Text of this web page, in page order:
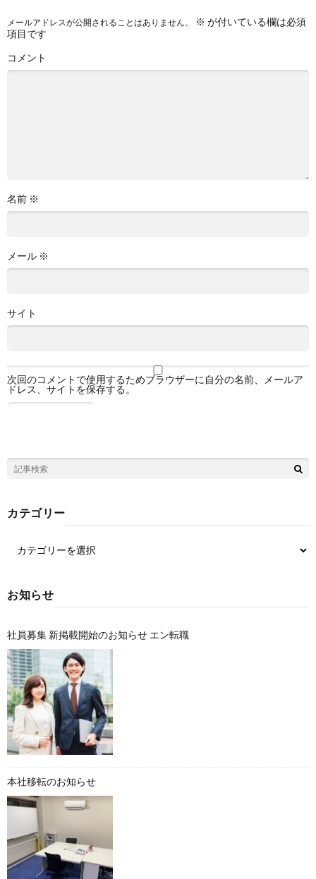
メールアドレスが公開されることはありません。 ※ が付いている欄は必須
項目です
コメント
名前 ※
メール ※
サイト
次回のコメントで使用するためブラウザーに自分の名前、メールア
ドレス、サイトを保存する。
カテゴリー
お知らせ
社員募集 新掲載開始のお知らせ エン転職
本社移転のお知らせ